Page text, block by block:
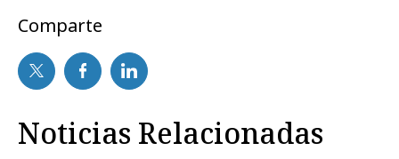
Comparte
Noticias Relacionadas